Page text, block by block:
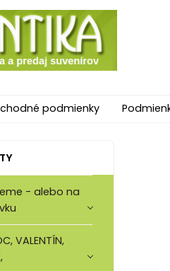
podmienky
- alebo na
VALENTÍN,